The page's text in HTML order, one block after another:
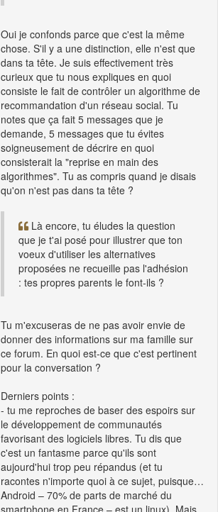
Oui je confonds parce que c'est la même
chose. S'il y a une distinction, elle n'est que
dans ta tête. Je suis effectivement très
curieux que tu nous expliques en quoi
consiste le fait de contrôler un algorithme de
recommandation d'un réseau social. Tu
notes que ça fait 5 messages que je
demande, 5 messages que tu évites
soigneusement de décrire en quoi
consisterait la "reprise en main des
algorithmes". Tu as compris quand je disais
qu'on n'est pas dans ta tête ?
Là encore, tu éludes la question
que je t'ai posé pour illustrer que ton
voeux d'utiliser les alternatives
proposées ne recueille pas l'adhésion
: tes propres parents le font-ils ?
Tu m'excuseras de ne pas avoir envie de
donner des informations sur ma famille sur
ce forum. En quoi est-ce que c'est pertinent
pour la conversation ?
Derniers points :
- tu me reproches de baser des espoirs sur
le développement de communautés
favorisant des logiciels libres. Tu dis que
c'est un fantasme parce qu'ils sont
aujourd'hui trop peu répandus (et tu
racontes n'importe quoi à ce sujet, puisque…
Android – 70% de parts de marché du